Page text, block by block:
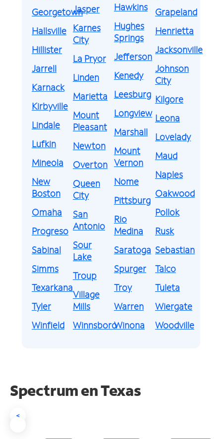
Georgetown
Hallsville
Hillister
Jarrell
Karnack
Kirbyville
Lindale
Lufkin
Mineola
New
Boston
Omaha
Progreso
Sabinal
Simms
Texarkana
Tyler
Winfield
Jasper
Karnes
City
La Pryor
Linden
Marietta
Mount
Pleasant
Newton
Overton
Queen
City
San
Antonio
Sour
Lake
Troup
Village
Mills
Winnsboro
Hawkins
Hughes
Springs
Jefferson
Kenedy
Leesburg
Longview
Marshall
Mount
Vernon
Nome
Pittsburg
Rio
Medina
Saratoga
Spurger
Troy
Warren
Winona
Grapeland
Henrietta
Jacksonville
Johnson
City
Kilgore
Leona
Lovelady
Maud
Naples
Oakwood
Pollok
Rusk
Sebastian
Talco
Tuleta
Wiergate
Woodville
Spectrum enTexas
<